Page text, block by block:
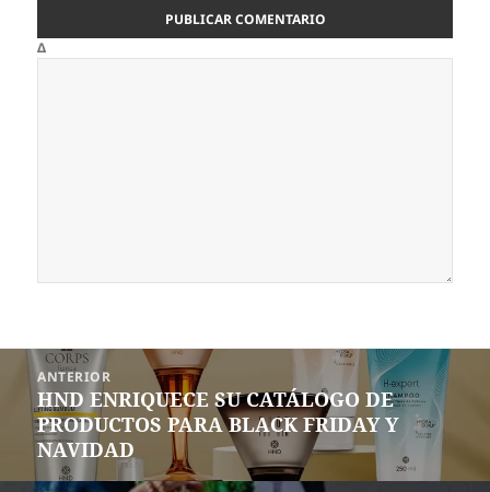
Δ
Navegación
entradas
ANTERIOR
Entrada
anterior:
HND ENRIQUECE SU CATÁLOGO DE
PRODUCTOS PARA BLACK FRIDAY Y
NAVIDAD